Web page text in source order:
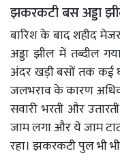
झकरकटी बस अड्डा
बारिश के बाद शहीद
अड्डा झील में तब्दील
अंदर खड़ी बसों तक कई
जलभराव के कारण
सवारी भरती और
जाम लगा और ये जाम
रहा। झकरकटी पुल भी